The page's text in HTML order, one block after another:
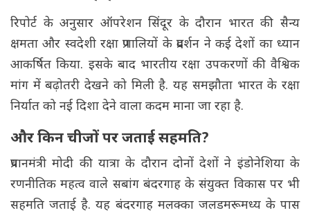
रिपोर्ट के अनुसार ऑपरेशन सिंदूर के दौरान भारत की सैन्य
क्षमता और स्वदेशी रक्षा प्रणालियों के प्रदर्शन ने कई देशों का ध्यान
आकर्षित किया. इसके बाद भारतीय रक्षा उपकरणों की वैश्विक
मांग में बढ़ोतरी देखने को मिली है. यह समझौता भारत के रक्षा
निर्यात को नई दिशा देने वाला कदम माना जा रहा है.
और किन चीजों पर जताई सहमति?
प्रधानमंत्री मोदी की यात्रा के दौरान दोनों देशों ने इंडोनेशिया के
रणनीतिक महत्व वाले सबांग बंदरगाह के संयुक्त विकास पर भी
सहमति जताई है. यह बंदरगाह मलक्का जलडमरूमध्य के पास